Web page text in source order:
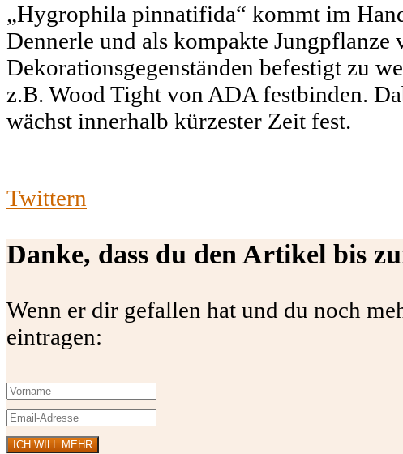
„Hygrophila pinnatifida“ kommt im
Dennerle und als kompakte Jungpflanze
Dekorationsgegenständen befestigt zu
z.B. Wood Tight von ADA festbinden.
wächst innerhalb kürzester Zeit fest.
Twittern
Danke, dass du den Artikel bis
Wenn er dir gefallen hat und du noch
eintragen: